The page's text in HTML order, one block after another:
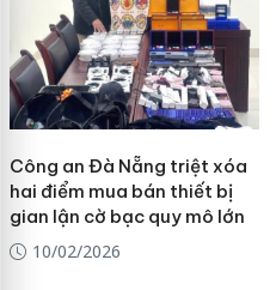
Công an Đà Nẵng triệt xóa
hai điểm mua bán thiết bị
gian lận cờ bạc quy mô lớn
10/02/2026